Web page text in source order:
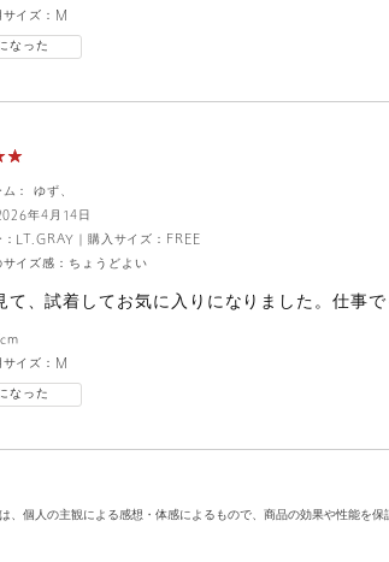
イズ： M
なった
： ゆず、
年4月14日
購入サイズ：FREE
：LT.GRAY
イズ感： ちょうどよい
て、試着してお気に入りになりました。仕事
イズ： M
なった
、個人の主観による感想・体感によるもので、商品の効果や性能を保